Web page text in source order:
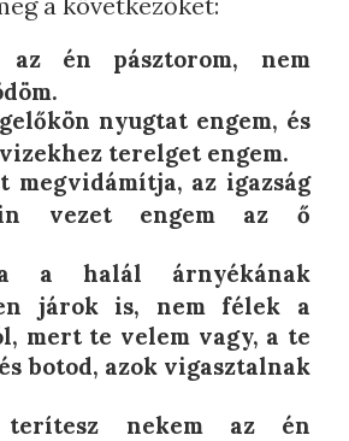
én pásztorom, nem
nyugtat engem, és
terelget engem.
megvidámítja, az igazság
vezet engem az ő
a halál árnyékának
járok is, nem félek a
mert te velem vagy, a te
botod, azok vigasztalnak
terítesz nekem az én